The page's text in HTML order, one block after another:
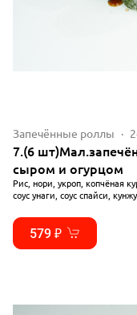
Запечённые роллы
7.(6
сыром и огурцом
Рис, нори, укроп, копчёная
соус унаги, соус спайси,
579 ₽